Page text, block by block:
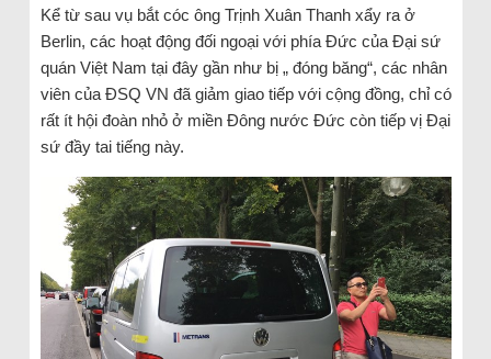
Kể từ sau vụ bắt cóc ông Trịnh Xuân Thanh xẩy ra ở
Berlin, các hoạt động đối ngoại với phía Đức của Đại sứ
quán Việt Nam tại đây gần như bị „ đóng băng“, các nhân
viên của ĐSQ VN đã giảm giao tiếp với cộng đồng, chỉ có
rất ít hội đoàn nhỏ ở miền Đông nước Đức còn tiếp vị Đại
sứ đầy tai tiếng này.